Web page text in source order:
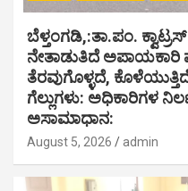
ಬೆಳ್ತಂಗಡಿ,:ತಾ.ಪಂ‌.
ನೇತಾಡುತಿದೆ
ತೆರವುಗೊಳ್ಳದೆ,
ಗೆಲ್ಲುಗಳು: ಅಧಿಕಾರಿಗಳ
ಅಸಾಮಾಧಾನ:
August 5, 2026 admin